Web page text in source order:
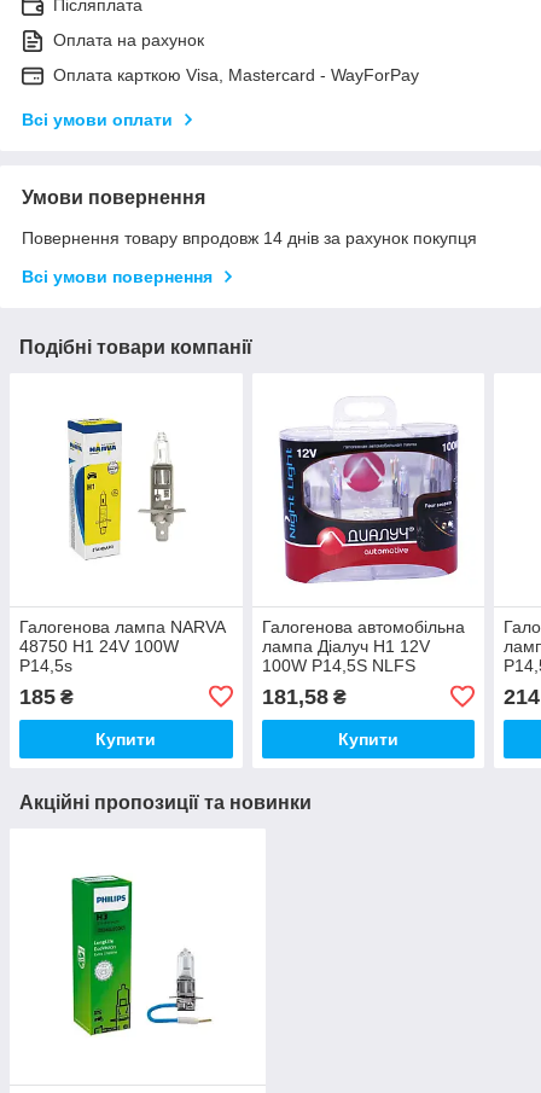
Післяплата
Оплата на рахунок
Оплата карткою Visa, Mastercard - WayForPay
Всі умови оплати
Умови повернення
Повернення товару впродовж 14 днів за рахунок покупця
Всі умови повернення
Подібні товари компанії
Галогенова лампа NARVA
48750 H1 24V 100W
P14,5s
185 ₴
Купити
Галогенова автомобільна
лампа Діалуч H1 12V
100W P14,5S NLFS
181,58₴
Купити
Акційні пропозиції та новинки